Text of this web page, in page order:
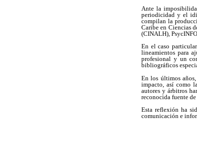
Ante la
periodicidad y el
compilan la
Caribe en Ciencias
(CINALH),
En el caso
lineamientos para
profesional y un
bibliográficos
En los últimos
impacto, así como
autores y árbitros
reconocida fuente
Esta reflexión ha
comunicación e